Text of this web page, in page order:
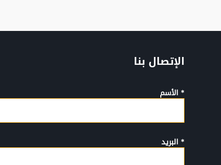
الإتصال بنا
* الأسم
* البريد